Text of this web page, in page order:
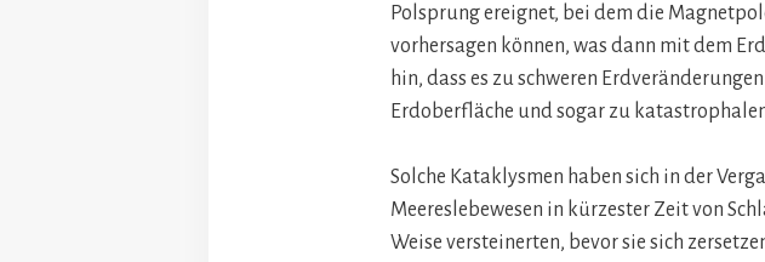
Polsprung ereignet, bei dem die
vorhersagen können, was dann mit dem
hin, dass es zu schweren
Erdoberfläche und sogar zu
Solche Kataklysmen haben sich in der
Meereslebewesen in kürzester Zeit von
Weise versteinerten, bevor sie sich